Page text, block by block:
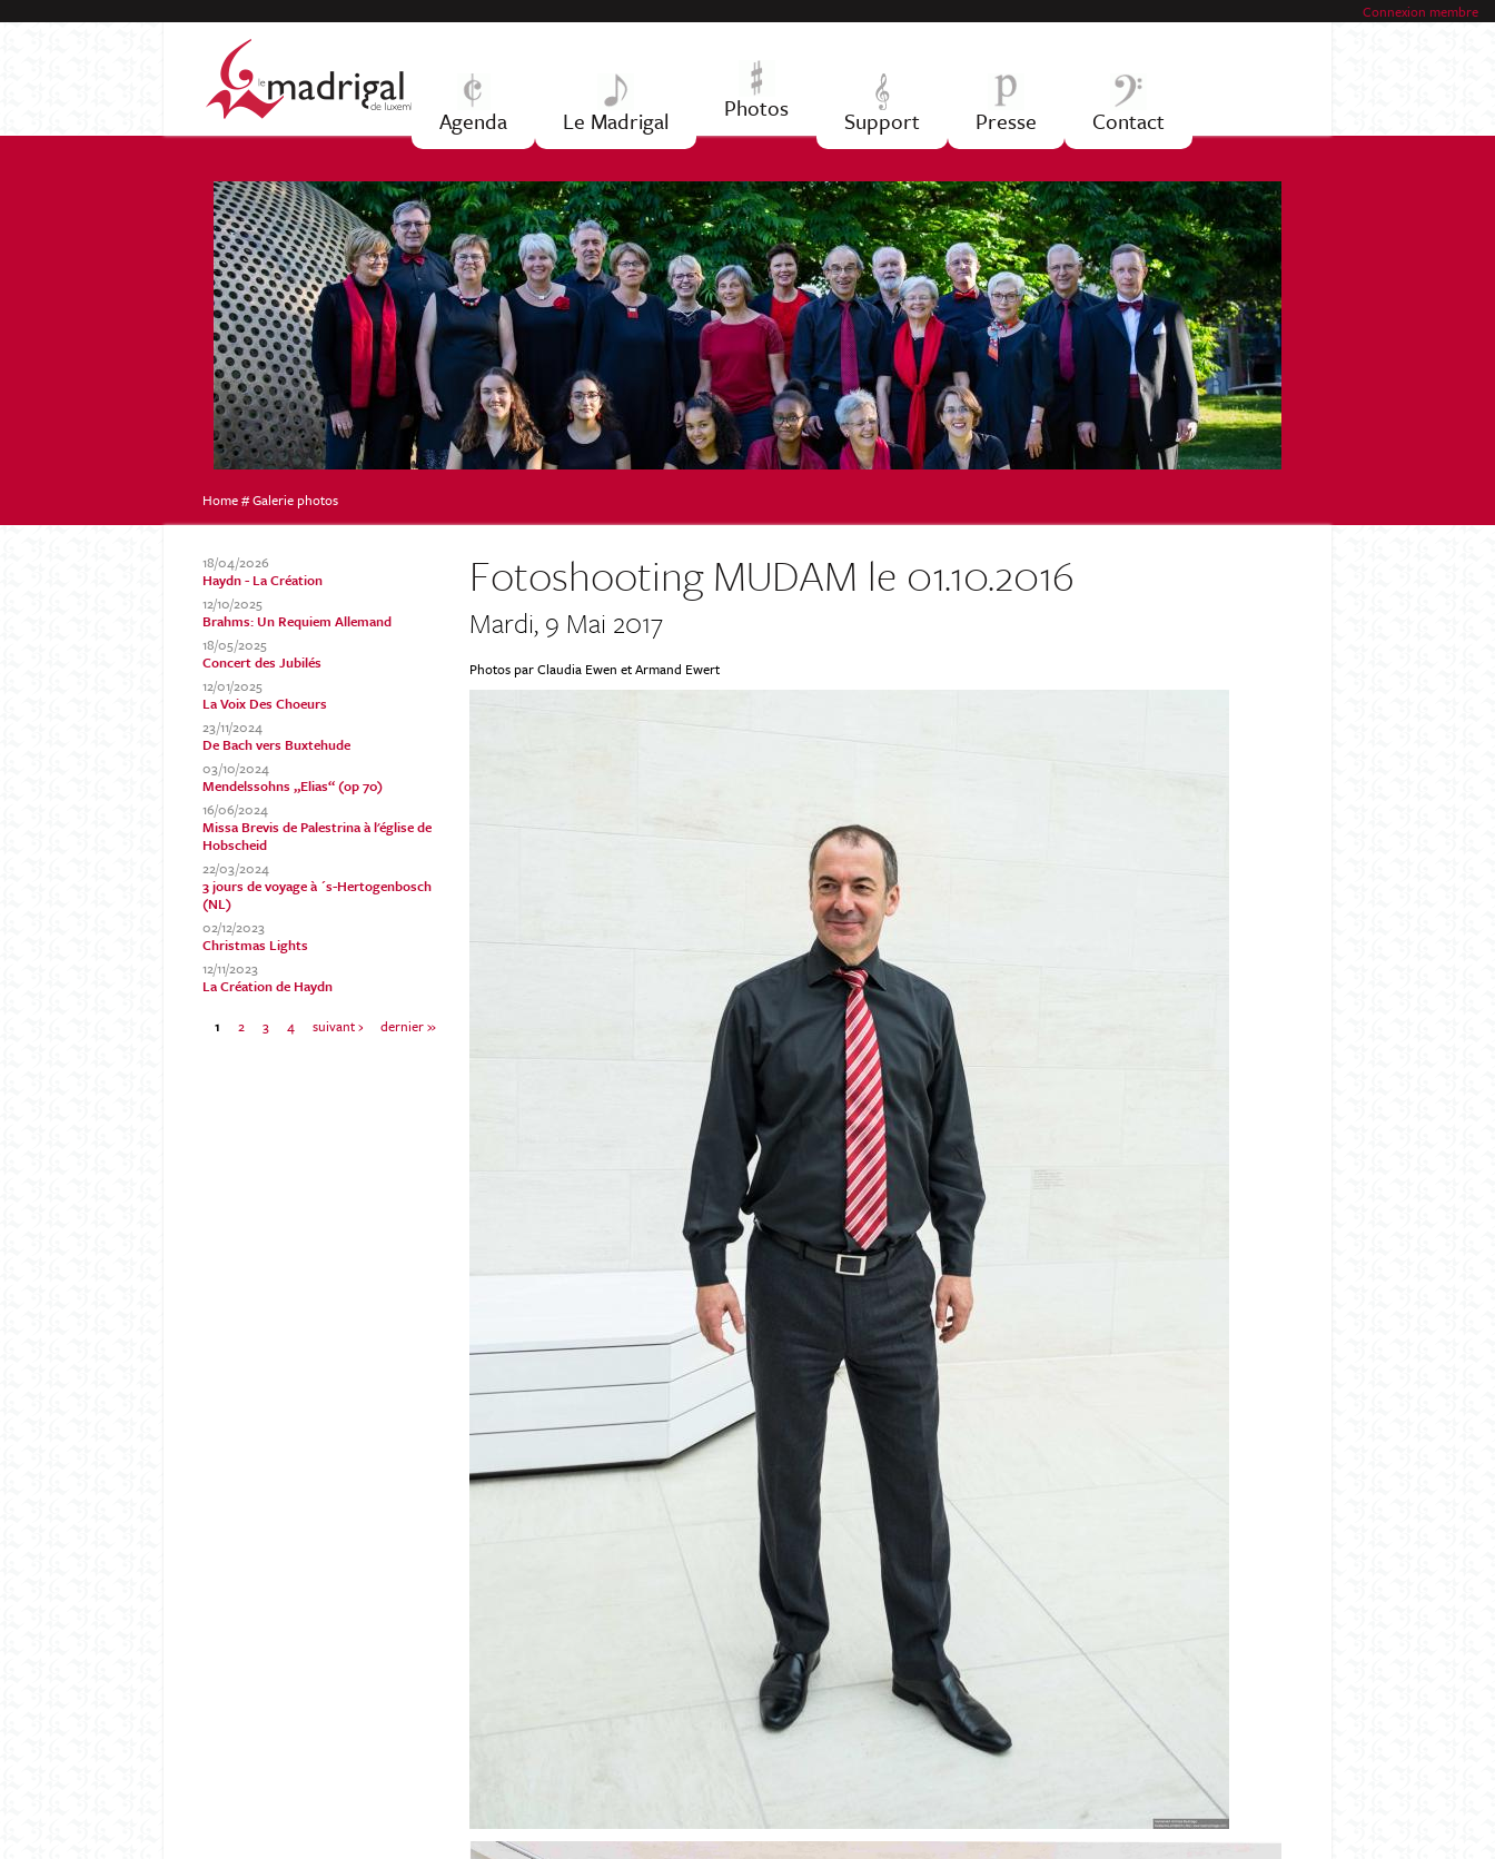
Connexion membre
Agenda Le Madrigal Photos Support Presse Contact
Home#Galerie photos
Fotoshooting MUDAM le 01.10.2016
Mardi, 9 Mai 2017
Photos par Claudia Ewen et Armand Ewert
18/04/2026
Haydn - La Création
12/10/2025
Brahms: Un Requiem Allemand
18/05/2025
Concert des Jubilés
12/01/2025
La Voix Des Choeurs
23/11/2024
De Bach vers Buxtehude
03/10/2024
Mendelssohns „Elias“ (op 70)
16/06/2024
Missa Brevis de Palestrina à l'église de
Hobscheid
22/03/2024
3 jours de voyage à ´s-Hertogenbosch
(NL)
02/12/2023
Christmas Lights
12/11/2023
La Création de Haydn
1 2 3 4 suivant › dernier »